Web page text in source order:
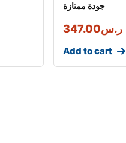
جودة ممتازة
ر.س347.00
Add to cart